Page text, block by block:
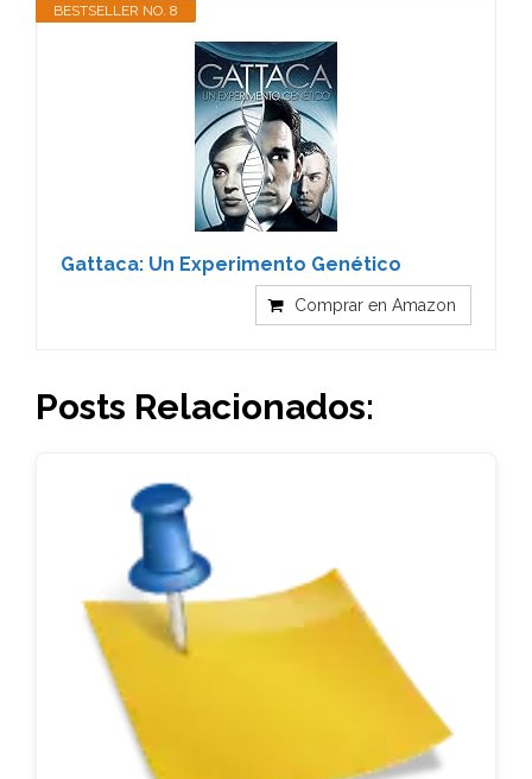
BESTSELLER NO. 8
Gattaca: Un Experimento Genético
Comprar en Amazon
Posts Relacionados: